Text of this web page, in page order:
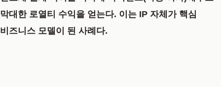
막대한 로열티 수익을 얻는다. 이는 IP 자체가 핵심
비즈니스 모델이 된 사례다.